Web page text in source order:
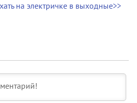
на электричке в выходные>>